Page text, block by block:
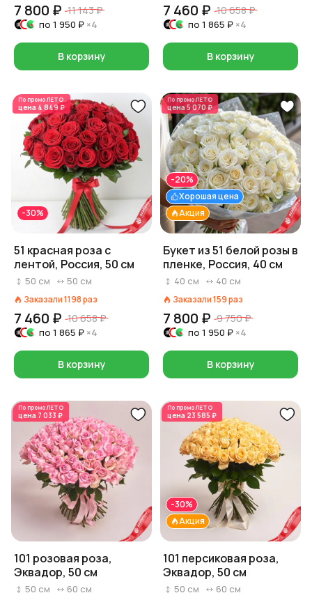
7 800 ₽ 11 143 ₽
по 1 950 ₽ ×4
В корзину
7 460 ₽ 10 658 ₽
по 1 865 ₽ ×4
В корзину
По промоЛЕТО
цена 4 849 ₽
-30%
51 красная роза с
лентой, Россия, 50 см
50 см 50 см
Заказали1198раз
7 460 ₽ 10 658 ₽
по 1 865 ₽ ×4
В корзину
По промоЛЕТО
цена 5 070 ₽
Акция
Хорошая цена
-20%
Букет из 51 белой розы в
пленке, Россия, 40 см
40 см 40 см
Заказали159раз
7 800 ₽ 9 750 ₽
по 1 950 ₽ ×4
В корзину
По промоЛЕТО
цена 7 033 ₽
101 розовая роза,
Эквадор, 50 см
50 см 60 см
По промоЛЕТО
цена 23 585 ₽
Акция
-30%
101 персиковая роза,
Эквадор, 50 см
50 см 60 см